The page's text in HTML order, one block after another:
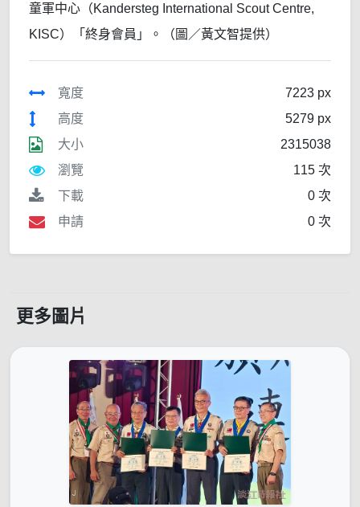
童軍中心（Kandersteg International Scout Centre,
KISC）「終身會員」。（圖／黃文智提供）
寬度
7223 px
高度
5279 px
大小
2315038
瀏覽
115 次
下載
0 次
申請
0 次
更多圖片